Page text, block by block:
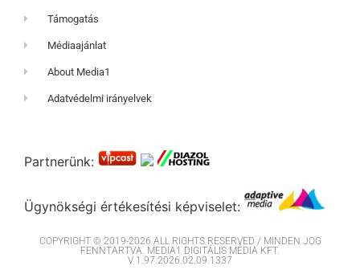
Támogatás
Médiaajánlat
About Media1
Adatvédelmi irányelvek
Partnerünk:
Ügynökségi értékesítési képviselet:
COPYRIGHT © 2019-2026 ALL RIGHTS RESERVED / MINDEN JOG
FENNTARTVA. MEDIA1 DIGITÁLIS MÉDIA KFT.
V 1.97.2026.02.09.1337